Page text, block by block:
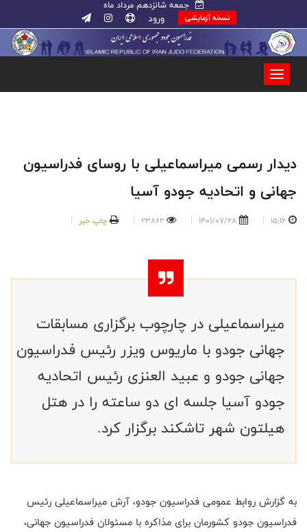
جمعه شانزدهم مرداد ماه
نسخه آزمایشی ورود
دیدار رسمی میراسماعیلی با روسای فدراسیون
جهانی و اتحادیه جودو آسیا
15:16
1401/07/28
23862 چاپ خبر
میراسماعیلی در چارچوب برگزاری مسابقات
جهانی جودو با ماریوس ویزر رئیس فدراسیون
جهانی جودو و عبید العنزی رئیس اتحادیه
جودو آسیا جلسه ای دو ساعته را در هتل
هیلتون شهر تاشکند برگزار کرد.
به گزارش روابط عمومی فدراسیون جودو، آرش میراسماعیلی رئیس
فدراسیون جودو کشورمان برای مذاکره با مسئولان فدراسیون جهانی،